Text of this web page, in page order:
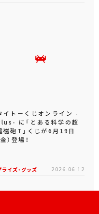
イトーくじオンライン -
に「とある科学の超
磁砲T」くじが6月19日
金）登場！
ライズ・グッズ 2026.06.12